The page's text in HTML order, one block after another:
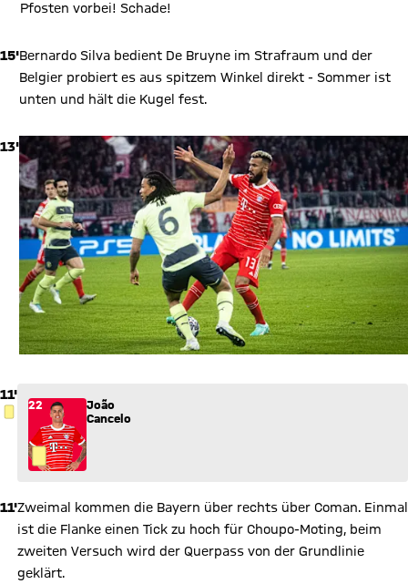
Pfosten vorbei! Schade!
15'Bernardo Silva bedient De Bruyne im Strafraum und der
Belgier probiert es aus spitzem Winkel direkt - Sommer ist
unten und hält die Kugel fest.
13'
11'
GELBE KARTE
22
João
Cancelo
11'Zweimal kommen die Bayern über rechts über Coman. Einmal
ist die Flanke einen Tick zu hoch für Choupo-Moting, beim
zweiten Versuch wird der Querpass von der Grundlinie
geklärt.